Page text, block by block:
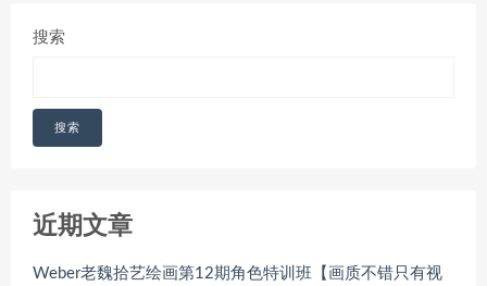
搜索
搜索
近期文章
Weber老魏拾艺绘画第12期角色特训班【画质不错只有视